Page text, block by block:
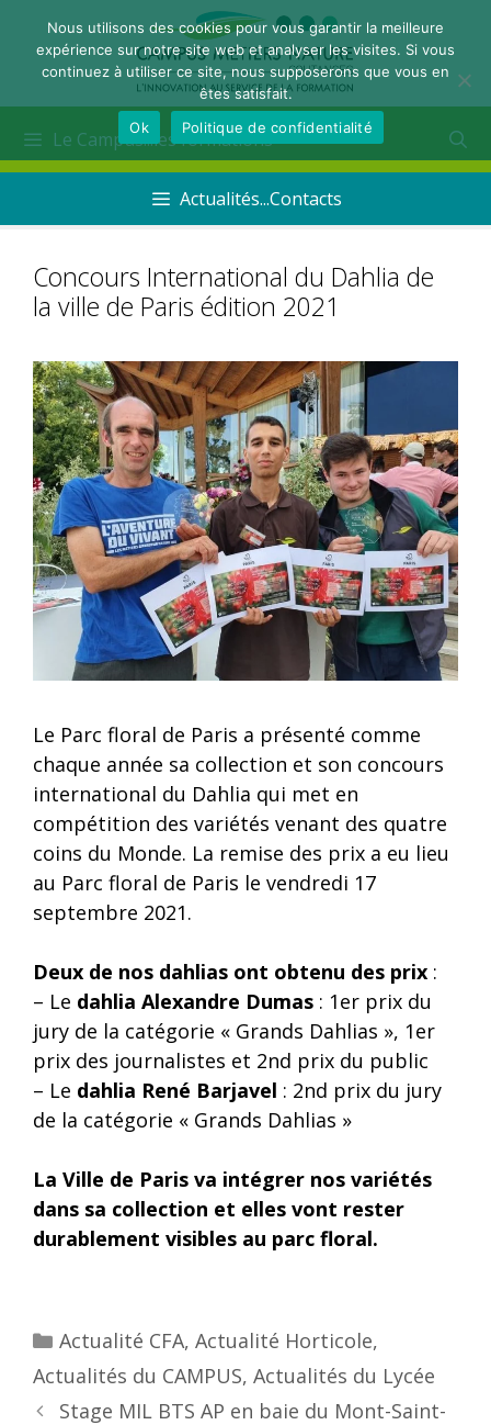
Le Campus...les formations
Actualités...Contacts
Concours International du Dahlia de
la ville de Paris édition 2021
Le Parc floral de Paris a présenté comme
chaque année sa collection et son concours
international du Dahlia qui met en
compétition des variétés venant des quatre
coins du Monde. La remise des prix a eu lieu
au Parc floral de Paris le vendredi 17
septembre 2021.
Deux de nos dahlias ont obtenu des prix :
– Le dahlia Alexandre Dumas : 1er prix du
jury de la catégorie « Grands Dahlias », 1er
prix des journalistes et 2nd prix du public
– Le dahlia René Barjavel : 2nd prix du jury
de la catégorie « Grands Dahlias »
La Ville de Paris va intégrer nos variétés
dans sa collection et elles vont rester
durablement visibles au parc floral.
Actualité CFA, Actualité Horticole,
Actualités du CAMPUS, Actualités du Lycée
Stage MIL BTS AP en baie du Mont-Saint-
Nous utilisons des cookies pour vous garantir la meilleure
expérience sur notre site web et analyser les visites. Si vous
continuez à utiliser ce site, nous supposerons que vous en
êtes satisfait.
Ok
Politique de confidentialité